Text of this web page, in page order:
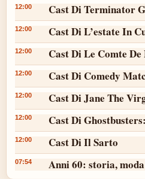
12:00 Cast Di Terminator
12:00 Cast Di L’estate In
12:00 Cast Di Le Comte
12:00 Cast Di Comedy
12:00 Cast Di Jane The
12:00 Cast Di
12:00 Cast Di Il Sarto
07:54 Anni 60: storia,